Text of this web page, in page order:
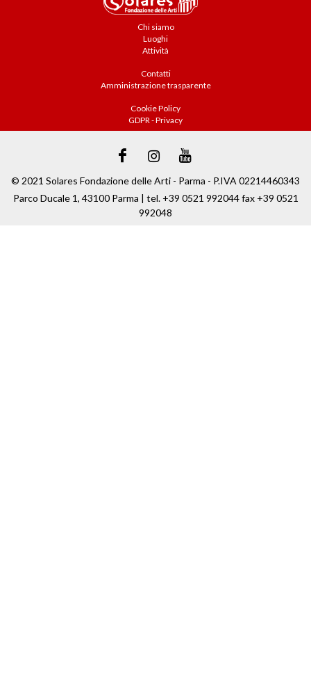
Chi siamo
Luoghi
Attività
Contatti
Amministrazione trasparente
Cookie Policy
GDPR - Privacy
© 2021 Solares Fondazione delle Arti - Parma - P.IVA 02214460343
Parco Ducale 1, 43100 Parma | tel. +39 0521 992044 fax +39 0521
992048